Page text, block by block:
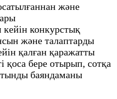
және
кейін конкурстық
және талаптарды
қалған қаражатты
қоса бере отырып, сотқа
баяндаманы